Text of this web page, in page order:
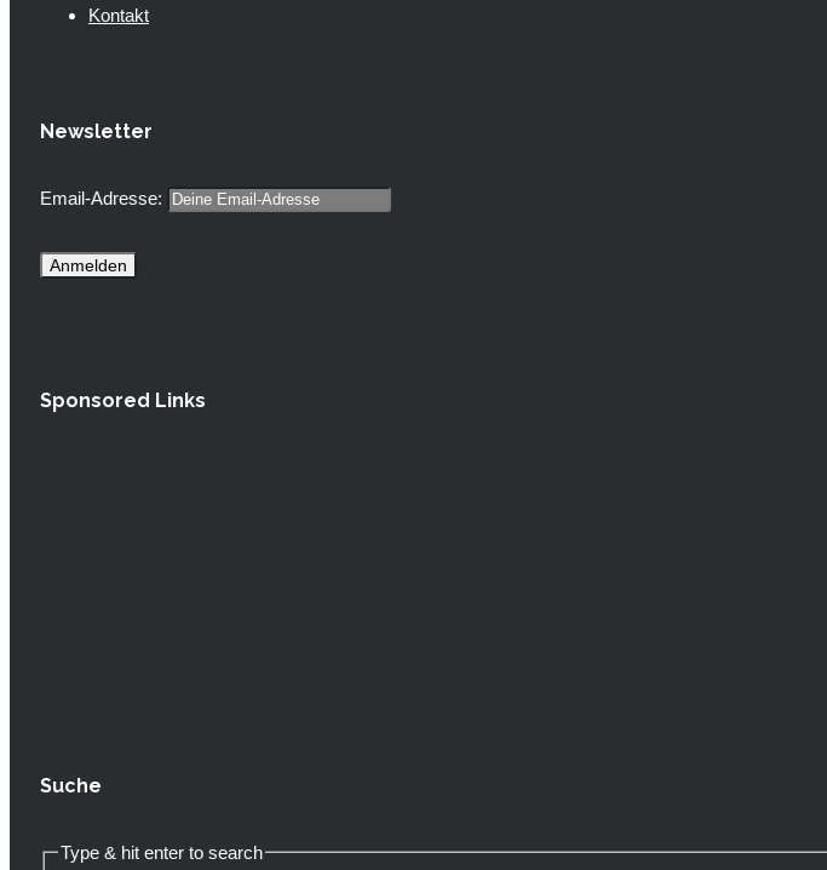
Kontakt
Newsletter
Email-Adresse:
Sponsored Links
Suche
Type & hit enter to search